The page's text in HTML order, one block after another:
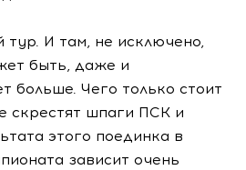
И там, не исключено,
быть, даже и
больше. Чего только стоит
скрестят шпаги ПСК и
этого поединка в
зависит очень